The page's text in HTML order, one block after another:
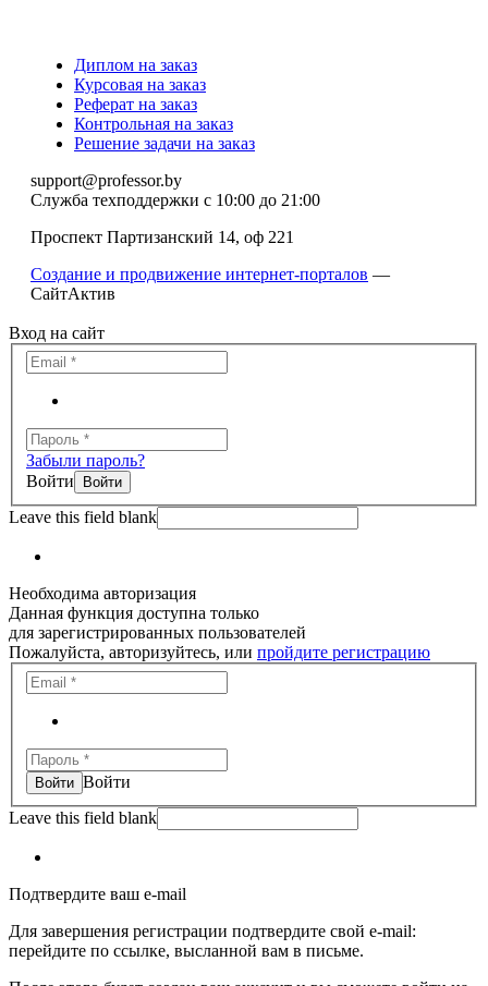
Диплом на заказ
Курсовая на заказ
Реферат на заказ
Контрольная на заказ
Решение задачи на заказ
support@professor.by
Служба техподдержки с 10:00 до 21:00
Проспект Партизанский 14, оф 221
Создание и продвижение интернет-порталов —
СайтАктив
Вход на сайт
Забыли пароль?
Войти
Leave this field blank
Необходима авторизация
Данная функция доступна только
для зарегистрированных пользователей
Пожалуйста, авторизуйтесь, или пройдите регистрацию
Войти
Leave this field blank
Подтвердите ваш e-mail
Для завершения регистрации подтвердите свой e-mail:
перейдите по ссылке, высланной вам в письме.